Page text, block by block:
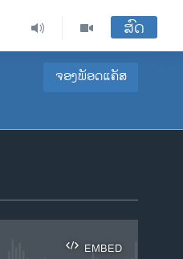
ສົດ
ຈອງພັອດແຄັສ
EMBED